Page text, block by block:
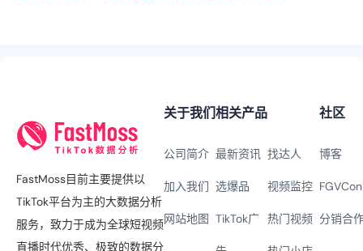
FastMoss目前主要提供以
TikTok平台为主的大数据分析
服务，致力于成为全球短视频
直播时代优秀、极致的数据分
关于我们
公司简介
加入我们
网站地图
相关产品
最新资讯
选爆品
TikTok广
找达人
视频监控
热门视频
社区
博客
FGVCon
分销合